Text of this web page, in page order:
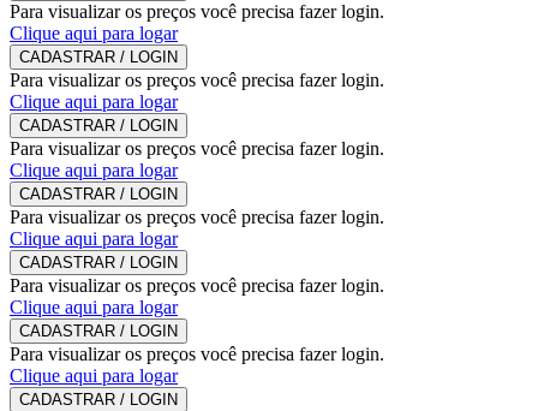
Para visualizar os preços você precisa fazer login.
Clique aqui para logar
CADASTRAR / LOGIN
Para visualizar os preços você precisa fazer login.
Clique aqui para logar
CADASTRAR / LOGIN
Para visualizar os preços você precisa fazer login.
Clique aqui para logar
CADASTRAR / LOGIN
Para visualizar os preços você precisa fazer login.
Clique aqui para logar
CADASTRAR / LOGIN
Para visualizar os preços você precisa fazer login.
Clique aqui para logar
CADASTRAR / LOGIN
Para visualizar os preços você precisa fazer login.
Clique aqui para logar
CADASTRAR / LOGIN